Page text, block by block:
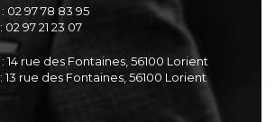
: 02 97 78 83 95
: 02 97 21 23 07
: 14 rue des Fontaines, 56100 Lorient
: 13 rue des Fontaines, 56100 Lorient